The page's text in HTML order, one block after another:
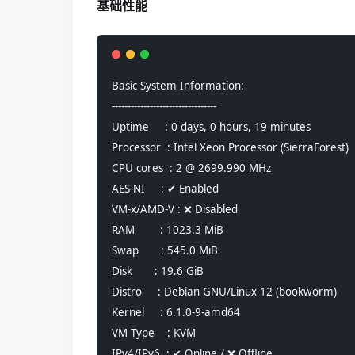
基础性能
Basic System Information:
---------------------------------
Uptime     : 0 days, 0 hours, 19 minutes
Processor  : Intel Xeon Processor (SierraForest)
CPU cores  : 2 @ 2699.990 MHz
AES-NI     : ✔ Enabled
VM-x/AMD-V : ❌ Disabled
RAM        : 1023.3 MiB
Swap       : 545.0 MiB
Disk       : 19.6 GiB
Distro     : Debian GNU/Linux 12 (bookworm)
Kernel     : 6.1.0-9-amd64
VM Type    : KVM